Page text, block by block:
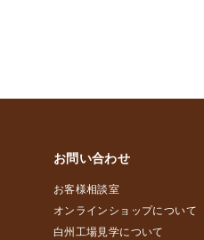
お問い合わせ
お客様相談室
オンラインショップについて
白州工場見学について